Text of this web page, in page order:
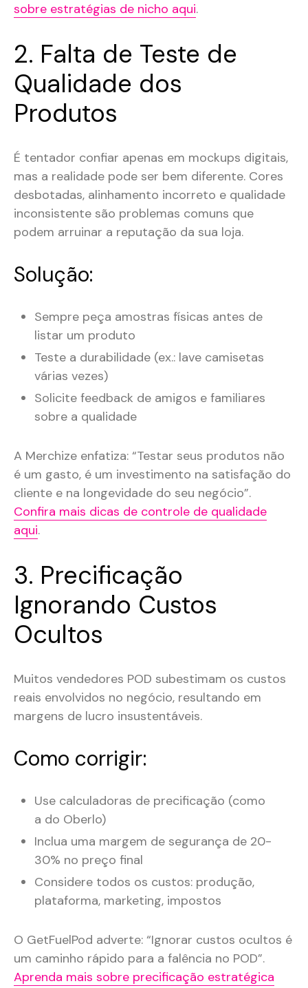
sobre estratégias de nicho aqui.
2. Falta de Teste de
Qualidade dos
Produtos
É tentador confiar apenas em mockups digitais,
mas a realidade pode ser bem diferente. Cores
desbotadas, alinhamento incorreto e qualidade
inconsistente são problemas comuns que
podem arruinar a reputação da sua loja.
Solução:
Sempre peça amostras físicas antes de
listar um produto
Teste a durabilidade (ex.: lave camisetas
várias vezes)
Solicite feedback de amigos e familiares
sobre a qualidade
A Merchize enfatiza: “Testar seus produtos não
é um gasto, é um investimento na satisfação do
cliente e na longevidade do seu negócio”.
Confira mais dicas de controle de qualidade
aqui.
3. Precificação
Ignorando Custos
Ocultos
Muitos vendedores POD subestimam os custos
reais envolvidos no negócio, resultando em
margens de lucro insustentáveis.
Como corrigir:
Use calculadoras de precificação (como
a do Oberlo)
Inclua uma margem de segurança de 20-
30% no preço final
Considere todos os custos: produção,
plataforma, marketing, impostos
O GetFuelPod adverte: “Ignorar custos ocultos é
um caminho rápido para a falência no POD”.
Aprenda mais sobre precificação estratégica